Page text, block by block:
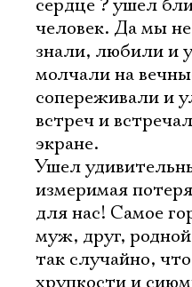
сердце ? ушел
человек. Да мы
знали, любили и
молчали на
сопереживали и
встреч и
экране.
Ушел
измеримая
для нас! Самое
муж, друг,
так случайно,